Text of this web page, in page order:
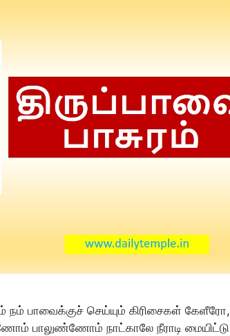
நம் பாவைக்குச் செய்யும் கிரிசைகள் கேளீரோ,
பாலுண்ணோம் நாட்காலே நீராடி மையிட்டு